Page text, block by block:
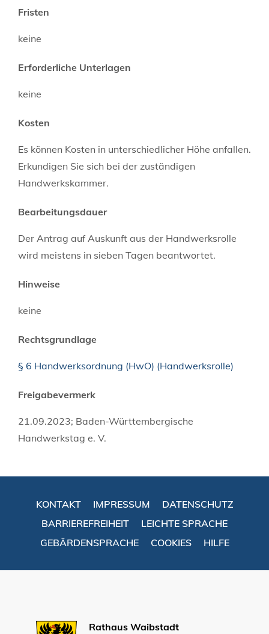
Fristen
keine
Erforderliche Unterlagen
keine
Kosten
Es können Kosten in unterschiedlicher Höhe anfallen.
Erkundigen Sie sich bei der zuständigen
Handwerkskammer.
Bearbeitungsdauer
Der Antrag auf Auskunft aus der Handwerksrolle
wird meistens in sieben Tagen beantwortet.
Hinweise
keine
Rechtsgrundlage
§ 6 Handwerksordnung (HwO) (Handwerksrolle)
Freigabevermerk
21.09.2023; Baden-Württembergische
Handwerkstag e. V.
KONTAKT IMPRESSUM
DATENSCHUTZ
BARRIEREFREIHEIT
LEICHTE SPRACHE
GEBÄRDENSPRACHE
COOKIES HILFE
Rathaus Waibstadt